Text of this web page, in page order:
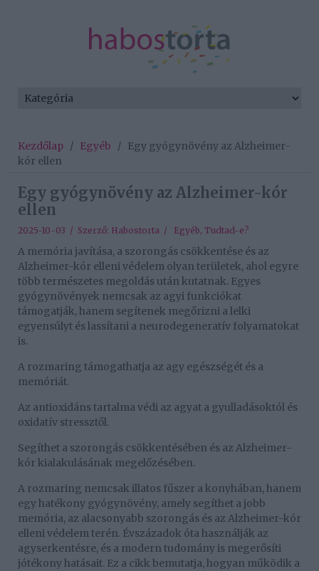
Kezdőlap / Egyéb / Egy gyógynövény az Alzheimer-
kór ellen
Egy gyógynövény az Alzheimer-kór
ellen
2025-10-03 / Szerző: Habostorta / Egyéb, Tudtad-e?
A memória javítása, a szorongás csökkentése és az
Alzheimer-kór elleni védelem olyan területek, ahol egyre
több természetes megoldás után kutatnak. Egyes
gyógynövények nemcsak az agyi funkciókat
támogatják, hanem segítenek megőrizni a lelki
egyensúlyt és lassítani a neurodegeneratív folyamatokat
is.
A rozmaring támogathatja az agy egészségét és a
memóriát.
Az antioxidáns tartalma védi az agyat a gyulladásoktól és
oxidatív stressztől.
Segíthet a szorongás csökkentésében és az Alzheimer-
kór kialakulásának megelőzésében.
A rozmaring nemcsak illatos fűszer a konyhában, hanem
egy hatékony gyógynövény, amely segíthet a jobb
memória, az alacsonyabb szorongás és az Alzheimer-kór
elleni védelem terén. Évszázadok óta használják az
agyserkentésre, és a modern tudomány is megerősíti
jótékony hatásait. Ez a cikk bemutatja, hogyan működik a